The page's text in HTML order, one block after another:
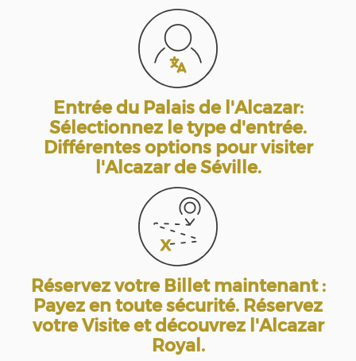
Entrée du Palais de l'Alcazar:
Sélectionnez le type d'entrée.
Différentes options pour visiter
l'Alcazar de Séville.
Réservez votre Billet maintenant :
Payez en toute sécurité. Réservez
votre Visite et découvrez l'Alcazar
Royal.